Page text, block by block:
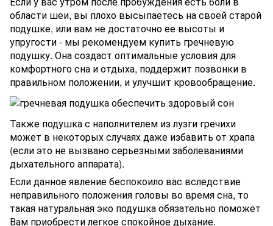
области шеи, вы плохо высыпаетесь на своей старой
подушке, или вам не достаточно ее высоты и
упругости - мы рекомендуем купить гречневую
подушку. Она создаст оптимальные условия для
комфортного сна и отдыха, поддержит позвонки в
правильном положении, и улучшит кровообращение.
Также подушка с наполнителем из лузги гречихи
может в некоторых случаях даже избавить от храпа
(если это не вызвано серьезными заболеваниями
дыхательного аппарата).
Если данное явление беспокоило вас вследствие
неправильного положения головы во время сна, то
такая натуральная эко подушка обязательно поможет
Вам приобрести легкое спокойное дыхание.